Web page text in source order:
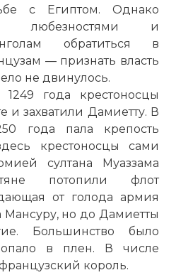
с Египтом. Однако
любезностями и
обратиться в
— признать власть
не двинулось.
года крестоносцы
и захватили Дамиетту. В
года пала крепость
крестоносцы сами
султана Муаззама
потопили флот
от голода армия
но до Дамиетты
Большинство было
в плен. В числе
король.